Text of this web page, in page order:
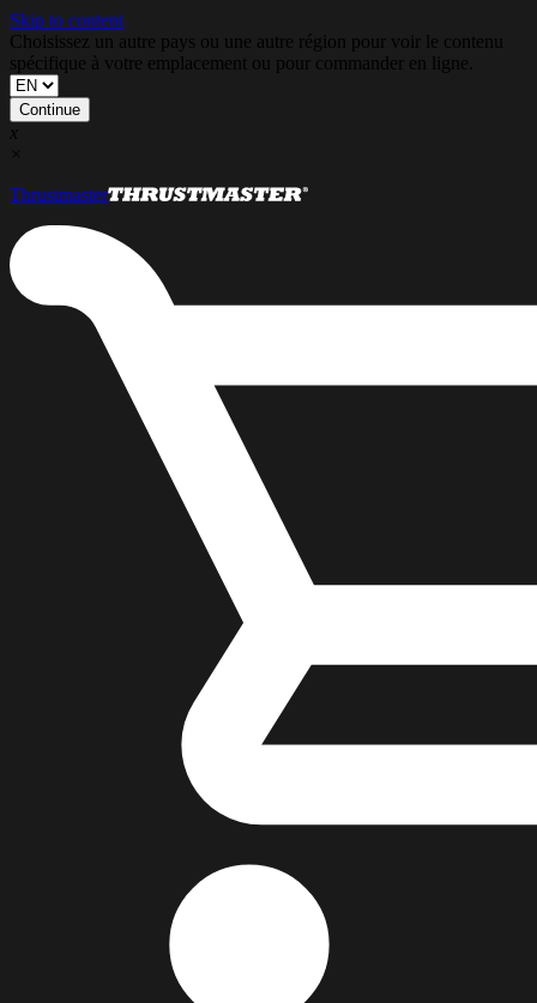
Skip to content
Choisissez un autre pays ou une autre région pour voir le contenu
spécifique à votre emplacement ou pour commander en ligne.
Continue
x
×
Thrustmaster